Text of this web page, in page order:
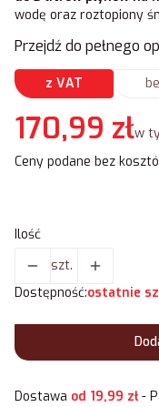
wodę oraz roztopiony
Przejdź do pełnego
z VAT
Cena
170,99 złw
w
Ceny podane bez
Ilość
szt.
Dostępność:ostatnie
Dostawa od 19,99 zł-